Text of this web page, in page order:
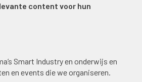
content voor hun
Smart Industry en onderwijs en
en events die we organiseren.